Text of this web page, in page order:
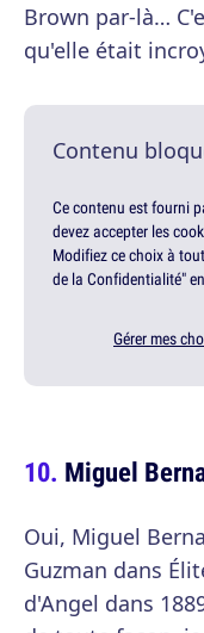
Brown par-là…
qu'elle était
Contenu
Ce contenu est fourni
devez accepter les
Modifiez ce choix à
de la Confidentialité"
Gérer mes
Miguel
Oui, Miguel
Guzman dans
d'Angel dans